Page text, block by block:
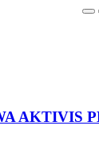
AKTIVIS